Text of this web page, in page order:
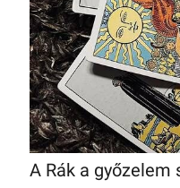
A Rák a győzelem